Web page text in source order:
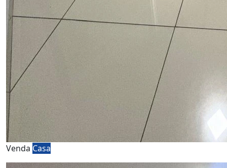
Venda Casa